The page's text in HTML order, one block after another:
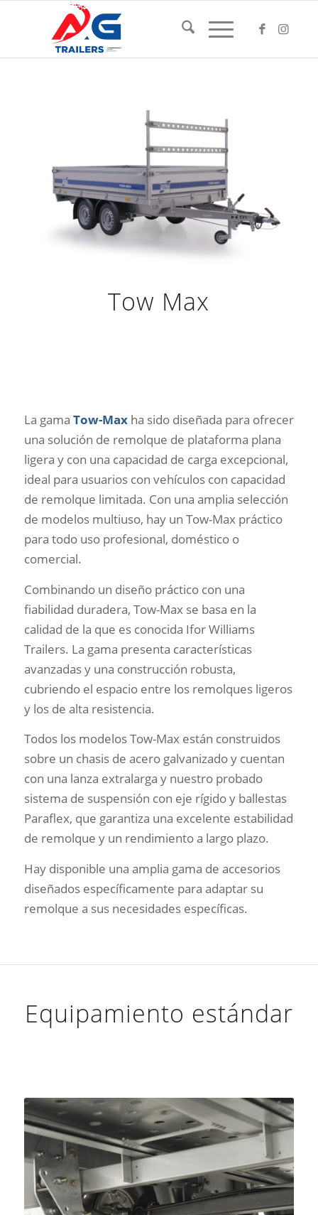
Tow Max
La gama Tow-Maxha sido diseñada para ofrecer
una solución de remolque de plataforma plana
ligera y con una capacidad de carga excepcional,
ideal para usuarios con vehículos con capacidad
de remolque limitada. Con una amplia selección
de modelos multiuso, hay un Tow-Max práctico
para todo uso profesional, doméstico o
comercial.
Combinando un diseño práctico con una
fiabilidad duradera, Tow-Max se basa en la
calidad de la que es conocida Ifor Williams
Trailers. La gama presenta características
avanzadas y una construcción robusta,
cubriendo el espacio entre los remolques ligeros
y los de alta resistencia.
Todos los modelos Tow-Max están construidos
sobre un chasis de acero galvanizado y cuentan
con una lanza extralarga y nuestro probado
sistema de suspensión con eje rígido y ballestas
Paraflex, que garantiza una excelente estabilidad
de remolque y un rendimiento a largo plazo.
Hay disponible una amplia gama de accesorios
diseñados específicamente para adaptar su
remolque a sus necesidades específicas.
Equipamiento estándar